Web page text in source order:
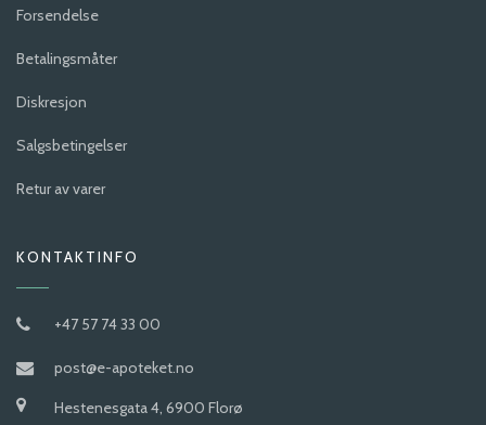
Forsendelse
Betalingsmåter
Diskresjon
Salgsbetingelser
Retur av varer
KONTAKTINFO
+47 57 74 33 00
post@e-apoteket.no
Hestenesgata 4, 6900 Florø